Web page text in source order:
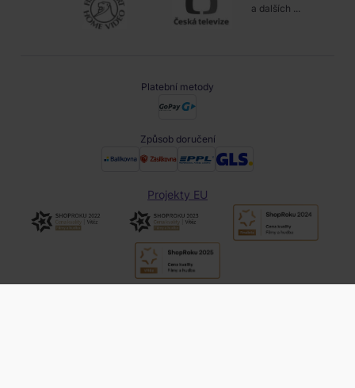
a dalších ...
Platební metody
Způsob doručení
Projekty EU